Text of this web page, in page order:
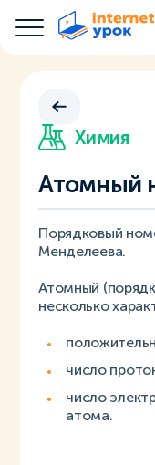
Химия
Атомный
Порядковый
Менделеева.
Атомный
несколько
число
число
атома.